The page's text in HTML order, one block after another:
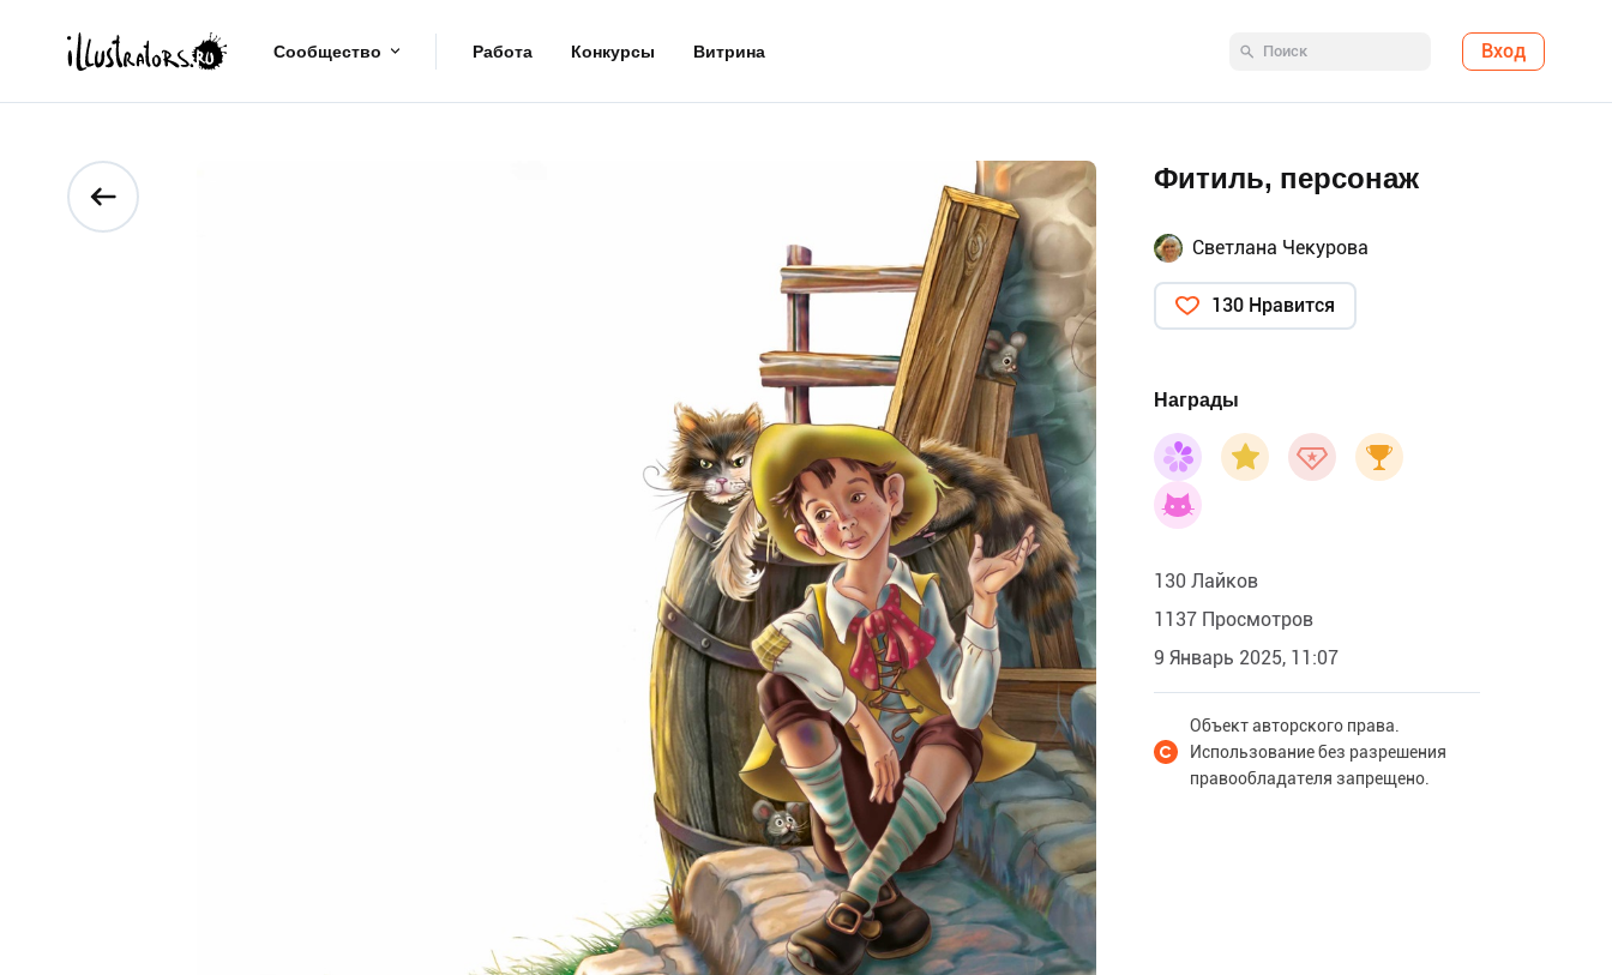
Сообщество Работа Конкурсы Витрина Вход
Фитиль, персонаж
Светлана Чекурова
130 Нравится
Награды
130 Лайков
1137 Просмотров
9 Январь 2025, 11:07
Объект авторского права.
Использование без разрешения
правообладателя запрещено.